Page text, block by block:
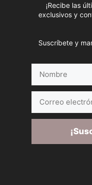
¡Recibe las
exclusivos y
Suscríbete y
electrónico